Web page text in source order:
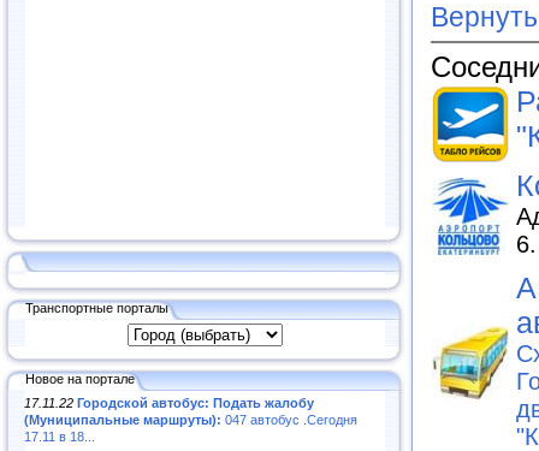
Транспортные порталы
Новое на портале
17.11.22 Городской автобус: Подать жалобу
(Муниципальные маршруты): 047 автобус .Сегодня
17.11 в 18...